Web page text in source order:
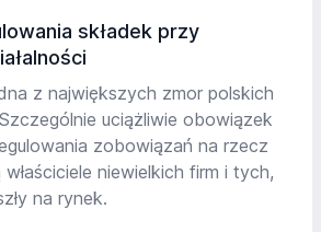
składek przy
z największych zmor polskich
uciążliwie obowiązek
zobowiązań na rzecz
niewielkich firm i tych,
na rynek.